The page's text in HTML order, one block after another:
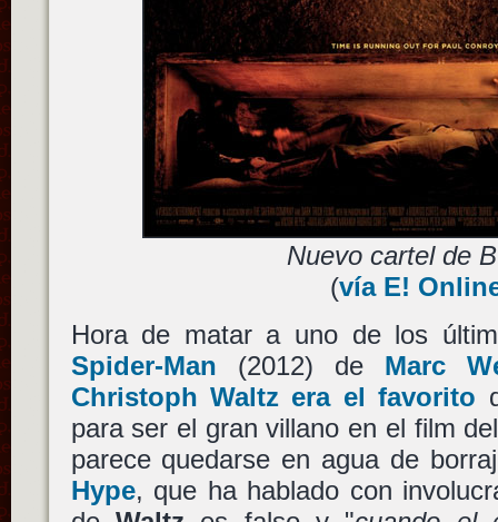
Nuevo cartel de
(vía E!
Hora de matar a uno de los
Spider-Man (2012) de Marc
Christoph Waltz era el favorito
para ser el gran villano en el film
parece quedarse en agua de
Hype, que ha hablado con